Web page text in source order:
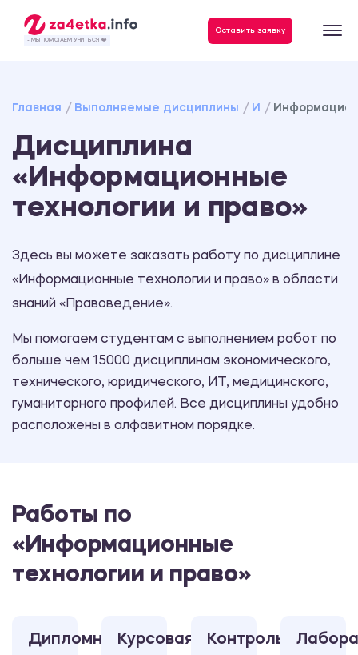
- МЫ ПОМОГАЕМ УЧИТЬСЯ ❤️
Оставить заявку
Главная Выполняемые дисциплины И
Дисциплина
«Информационные
технологии и право»
Здесь вы можете заказать работу по дисциплине
«Информационные технологии и право» в области
знаний «Правоведение».
Мы помогаем студентам с выполнением работ по
больше чем 15000 дисциплинам экономического,
технического, юридического, ИТ, медицинского,
гуманитарного профилей. Все дисциплины удобно
расположены в алфавитном порядке.
Работы по
«Информационные
технологии и право»
ДипломнаяКурсовая
Контрольная